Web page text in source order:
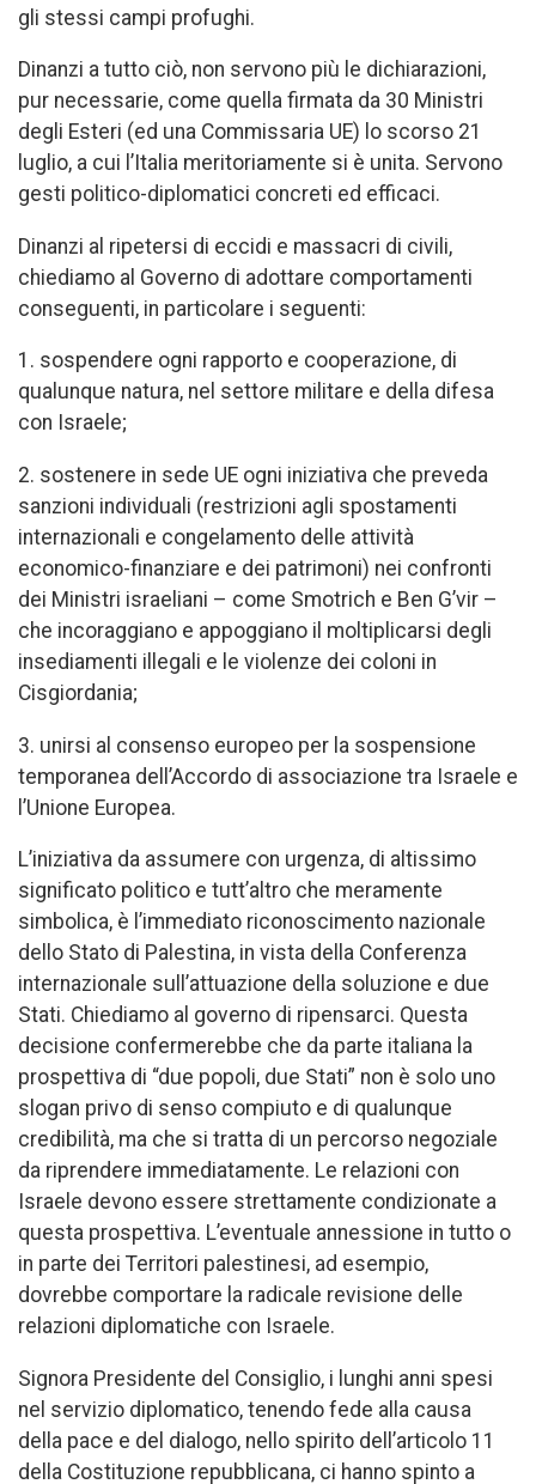
gli stessi campi profughi.
Dinanzi a tutto ciò, non servono più le dichiarazioni,
pur necessarie, come quella firmata da 30 Ministri
degli Esteri (ed una Commissaria UE) lo scorso 21
luglio, a cui l’Italia meritoriamente si è unita. Servono
gesti politico-diplomatici concreti ed efficaci.
Dinanzi al ripetersi di eccidi e massacri di civili,
chiediamo al Governo di adottare comportamenti
conseguenti, in particolare i seguenti:
1. sospendere ogni rapporto e cooperazione, di
qualunque natura, nel settore militare e della difesa
con Israele;
2. sostenere in sede UE ogni iniziativa che preveda
sanzioni individuali (restrizioni agli spostamenti
internazionali e congelamento delle attività
economico-finanziare e dei patrimoni) nei confronti
dei Ministri israeliani – come Smotrich e Ben G’vir –
che incoraggiano e appoggiano il moltiplicarsi degli
insediamenti illegali e le violenze dei coloni in
Cisgiordania;
3. unirsi al consenso europeo per la sospensione
temporanea dell’Accordo di associazione tra Israele e
l’Unione Europea.
L’iniziativa da assumere con urgenza, di altissimo
significato politico e tutt’altro che meramente
simbolica, è l’immediato riconoscimento nazionale
dello Stato di Palestina, in vista della Conferenza
internazionale sull’attuazione della soluzione e due
Stati. Chiediamo al governo di ripensarci. Questa
decisione confermerebbe che da parte italiana la
prospettiva di “due popoli, due Stati” non è solo uno
slogan privo di senso compiuto e di qualunque
credibilità, ma che si tratta di un percorso negoziale
da riprendere immediatamente. Le relazioni con
Israele devono essere strettamente condizionate a
questa prospettiva. L’eventuale annessione in tutto o
in parte dei Territori palestinesi, ad esempio,
dovrebbe comportare la radicale revisione delle
relazioni diplomatiche con Israele.
Signora Presidente del Consiglio, i lunghi anni spesi
nel servizio diplomatico, tenendo fede alla causa
della pace e del dialogo, nello spirito dell’articolo 11
della Costituzione repubblicana, ci hanno spinto a